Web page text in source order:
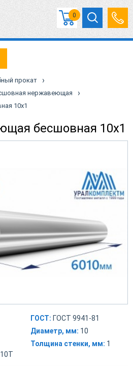
0
прокат ›
нержавеющая ›
10х1
бесшовная 10х1
ГОСТ: ГОСТ 9941-81
Диаметр, мм: 10
Толщина стенки, мм: 1